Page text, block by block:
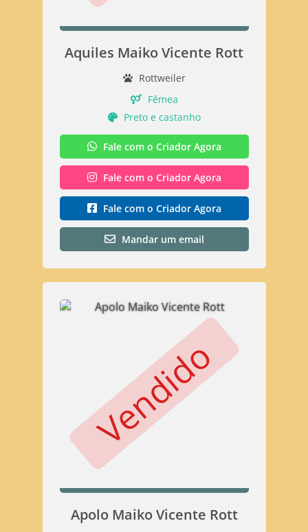
Aquiles Maiko Vicente Rott
Rottweiler
Fêmea
Preto e castanho
Fale com o Criador Agora
Fale com o Criador Agora
Fale com o Criador Agora
Mandar um email
Vendido
Apolo Maiko Vicente Rott